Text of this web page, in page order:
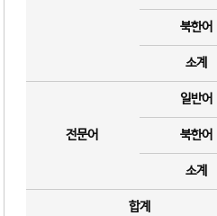
북한어
소계
전문어
일반어
북한어
소계
합계